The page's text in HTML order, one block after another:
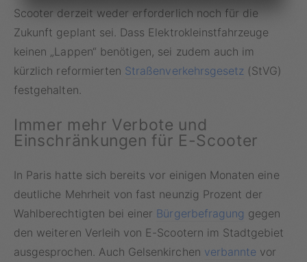
Scooter derzeit weder erforderlich noch für die
Zukunft geplant sei. Dass Elektrokleinstfahrzeuge
keinen „Lappen“ benötigen, sei zudem auch im
kürzlich reformierten Straßenverkehrsgesetz (StVG)
festgehalten.
Immer mehr Verbote und
Einschränkungen für E-Scooter
In Paris hatte sich bereits vor einigen Monaten eine
deutliche Mehrheit von fast neunzig Prozent der
Wahlberechtigten bei einer Bürgerbefragung gegen
den weiteren Verleih von E-Scootern im Stadtgebiet
ausgesprochen. Auch Gelsenkirchen verbannte vor